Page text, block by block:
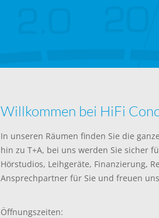
Willkommen bei HiFi
In unseren Räumen finden Sie die
hin zu T+A, bei uns werden Sie sicher
Hörstudios, Leihgeräte, Finanzierung,
Ansprechpartner für Sie und freuen
Öffnungszeiten: